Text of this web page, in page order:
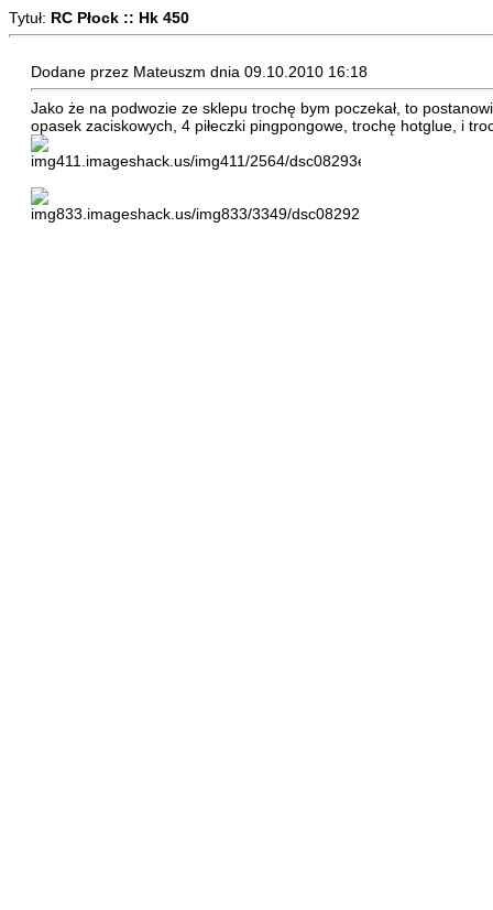
Tytuł: RC Płock :: Hk 450
Dodane przez Mateuszm dnia 09.10.2010 16:18
Jako że na podwozie ze sklepu trochę bym poczekał, to
opasek zaciskowych, 4 piłeczki pingpongowe, trochę hotglue, i